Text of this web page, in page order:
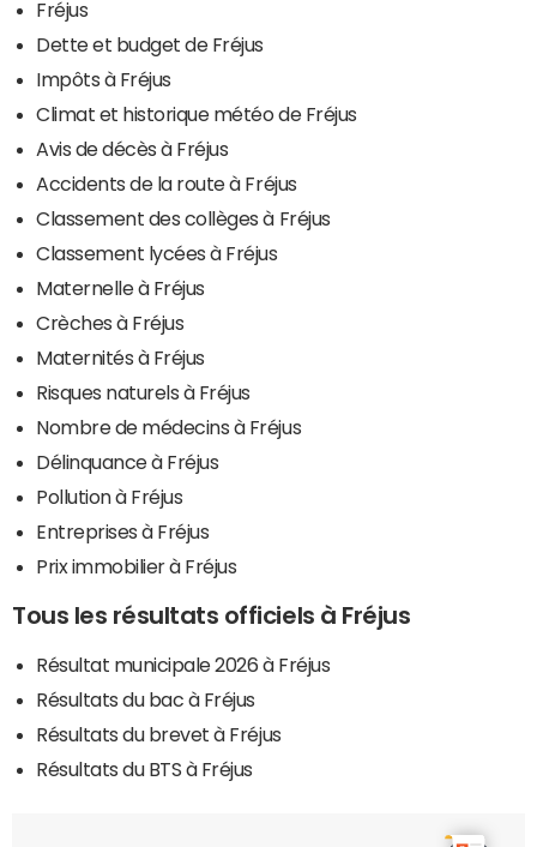
Fréjus
Dette et budget de Fréjus
Impôts à Fréjus
Climat et historique météo de Fréjus
Avis de décès à Fréjus
Accidents de la route à Fréjus
Classement des collèges à Fréjus
Classement lycées à Fréjus
Maternelle à Fréjus
Crèches à Fréjus
Maternités à Fréjus
Risques naturels à Fréjus
Nombre de médecins à Fréjus
Délinquance à Fréjus
Pollution à Fréjus
Entreprises à Fréjus
Prix immobilier à Fréjus
Tous les résultats officiels à Fréjus
Résultat municipale 2026 à Fréjus
Résultats du bac à Fréjus
Résultats du brevet à Fréjus
Résultats du BTS à Fréjus